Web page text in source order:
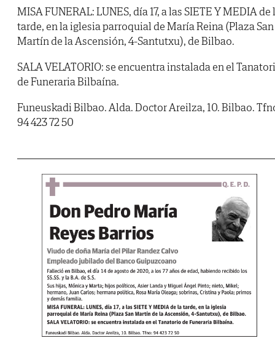
MISA FUNERAL: LUNES, día 17, a las SIETE Y MEDIA de
tarde, en la iglesia parroquial de María Reina (Plaza San
Martín de la Ascensión, 4-Santutxu), de Bilbao.
SALA VELATORIO: se encuentra instalada en el
de Funeraria Bilbaína.
Funeuskadi Bilbao. Alda. Doctor Areilza, 10. Bilbao.
94 423 72 50